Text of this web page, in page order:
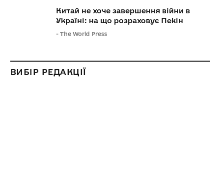
Китай не хоче завершення війни в
Україні: на що розраховує Пекін
- The World Press
ВИБІР РЕДАКЦІЇ